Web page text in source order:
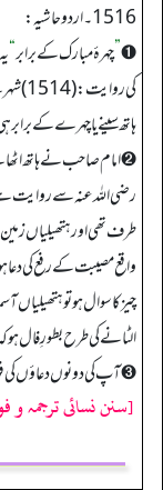
1516۔ اردو حاشیہ:
➊
”چہرۂ مبارک کے برابر“
کی
ہاتھ سینے یا چہرے کے
➋ امام صاحب نے ہاتھ
رضی اللہ عنہ سے روایت
طرف تھی اور ہتھیلیاں
واقع مصیبت کے رفع کی دعا
چیز کا سوال ہو تو ہتھیلیاں
الٹانے کی طرح بطورِ فال
➌ آپ کی دونوں دعاؤں
[سنن نسائی ترجمہ و